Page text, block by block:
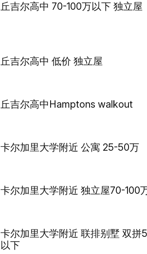
丘吉尔高中 70-100万以下 独立屋
丘吉尔高中 低价 独立屋
丘吉尔高中Hamptons walkout
卡尔加里大学附近 公寓 25-50万
卡尔加里大学附近 独立屋70-100
卡尔加里大学附近 联排别墅 双拼
以下